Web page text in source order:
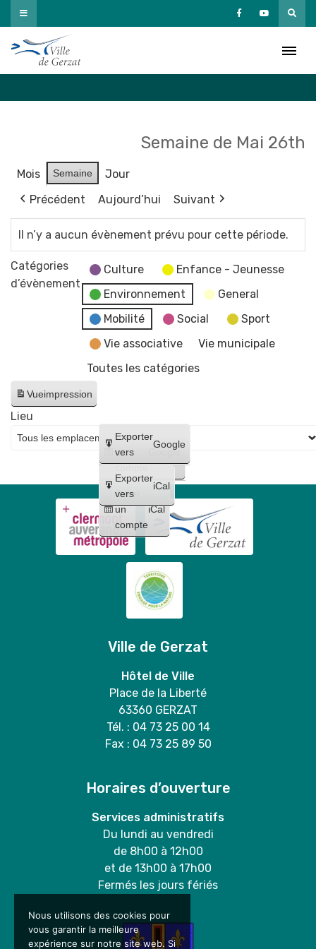
Passer
au
contenu
Semaine de Mai 26th
Mois Semaine
Jour
Précédent
Aujourd’hui Suivant
Il n’y a aucun évènement prévu pour cette période.
Catégories
d’évènement
Culture
Enfance - Jeunesse
Environnement
General
Mobilité
Social
Sport
Vie associative
Vie municipale
Toutes les catégories
Vueimpression
Créer
un
compte
Google
Créer
un
compte
iCal
Exporter
vers
Google
Exporter
vers
iCal
Lieu
Ville de Gerzat
Hôtel de Ville
Place de la Liberté
63360 GERZAT
Tél. : 04 73 25 00 14
Fax : 04 73 25 89 50
Horaires d’ouverture
Services administratifs
Du lundi au vendredi
de 8h00 à 12h00
et de 13h00 à 17h00
Fermés les jours fériés
Nous utilisons des cookies pour
vous garantir la meilleure
expérience sur notre site web. Si